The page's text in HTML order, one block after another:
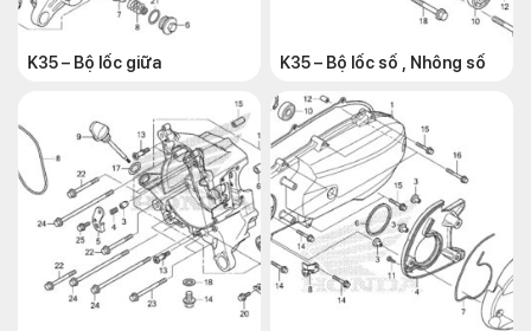
K35 – Bộ lốc giữa K35 – Bộ lốc số , Nhông số